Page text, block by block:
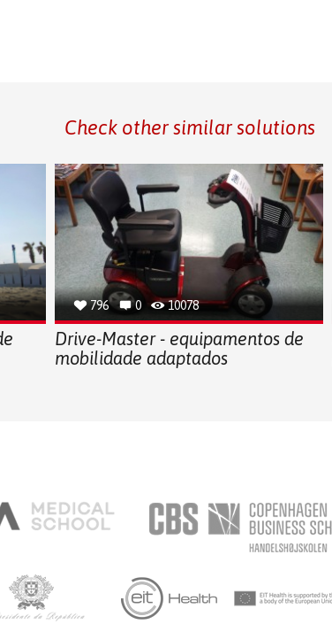
Check other similar solutions
796 0 10078
Drive-Master - equipamentos de
mobilidade adaptados